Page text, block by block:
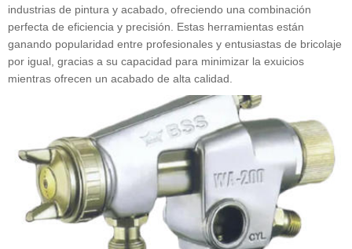
industrias de pintura y acabado, ofreciendo una combinación
perfecta de eficiencia y precisión. Estas herramientas están
ganando popularidad entre profesionales y entusiastas de bricolaje
por igual, gracias a su capacidad para minimizar la exuicios
mientras ofrecen un acabado de alta calidad.